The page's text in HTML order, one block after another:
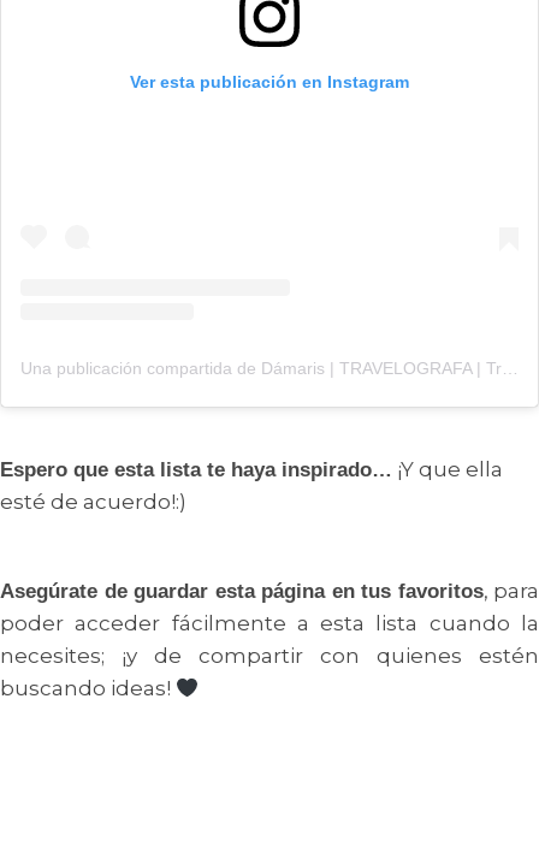
Ver esta publicación en Instagram
Espero que esta lista te haya inspirado… ¡Y que ella
esté de acuerdo!:)
Asegúrate de guardar esta página en tus favoritos, para
poder acceder fácilmente a esta lista cuando la
necesites; ¡y de compartir con quienes estén
buscando ideas!